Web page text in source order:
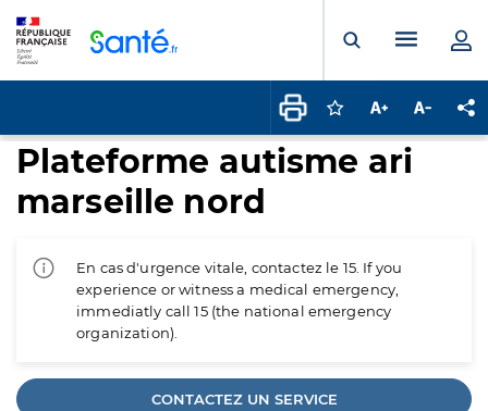
Ouvrir laMenu
Connectez-vous
Augmenter la
Plateforme autisme ari
marseille nord
En cas d'urgence vitale, contactez le 15. If you
experience or witness a medical emergency,
immediatly call 15 (the national emergency
organization).
CONTACTEZ UN SERVICE